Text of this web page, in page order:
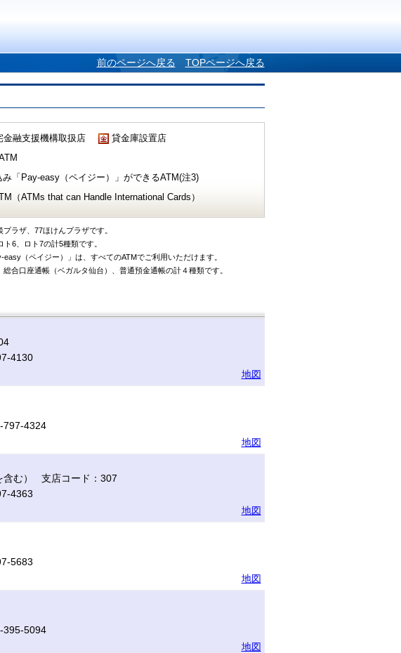
前のページへ戻る TOPページへ戻る
融支援機構取扱店
貸金庫設置店
「Pay-easy（ペイジー）」ができるATM(注3)
（ATMs that can Handle International Cards）
ラザ、77ほけんプラザです。
6、ロト7の計5種類です。
（ペイジー）」は、すべてのATMでご利用いただけます。
合口座通帳（ベガルタ仙台）、普通預金通帳の計４種類です。
4130
地図
797-4324
地図
含む） 支店コード：307
4363
地図
5683
地図
395-5094
地図